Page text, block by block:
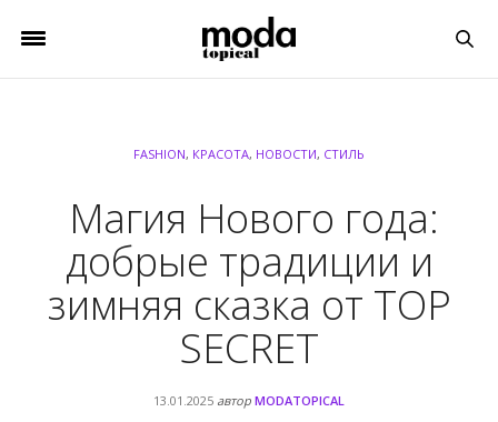
FASHION, КРАСОТА, НОВОСТИ, СТИЛЬ
Магия Нового года:
добрые традиции и
зимняя сказка от TOP
SECRET
13.01.2025 автор MODATOPICAL